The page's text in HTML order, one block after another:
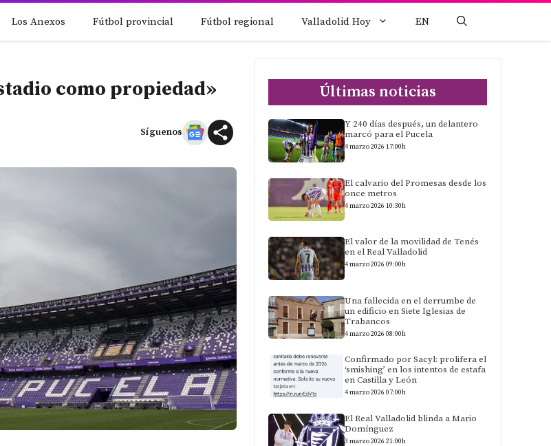
Los Anexos Fútbol provincial Fútbol regional Valladolid Hoy EN
como propiedad»
Síguenos
Últimas noticias
Y 240 días después, un delantero
marcó para el Pucela
4 marzo 2026 17:00h
El calvario del Promesas desde los
once metros
4 marzo 2026 10:30h
El valor de la movilidad de Tenés
en el Real Valladolid
4 marzo 2026 09:00h
Una fallecida en el derrumbe de
un edificio en Siete Iglesias de
Trabancos
4 marzo 2026 08:00h
Confirmado por Sacyl: prolifera el
‘smishing’ en los intentos de estafa
en Castilla y León
4 marzo 2026 07:00h
El Real Valladolid blinda a Mario
Domínguez
3 marzo 2026 21:00h